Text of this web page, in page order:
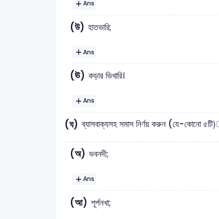
Ans
(উ) হাতভারি;
Ans
(ঊ) কড়ার ভিখারি।
Ans
(ঘ) ব্যাসবাক্যসহ সমাস নির্ণয় করুন (যে-কোনো
(অ) ভবনদী;
Ans
(আ) শূর্পনখা;